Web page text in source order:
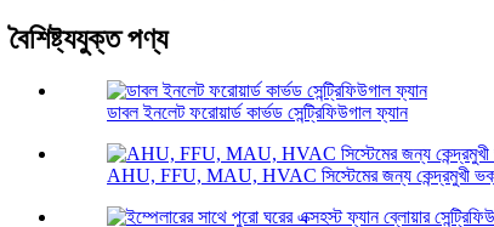
বৈশিষ্ট্যযুক্ত পণ্য
ডাবল ইনলেট ফরোয়ার্ড কার্ভড সেন্ট্রিফিউগাল ফ্যান
AHU, FFU, MAU, HVAC সিস্টেমের জন্য কেন্দ্রমুখী